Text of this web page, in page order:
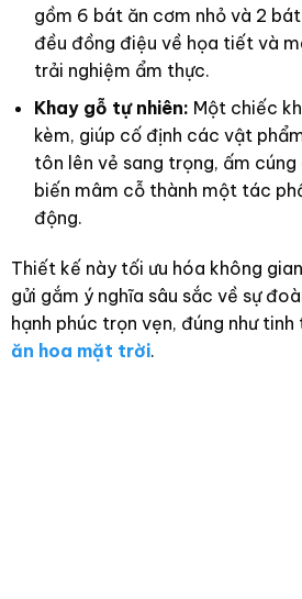
gồm 6 bát ăn cơm nhỏ và 2
đều đồng điệu về họa tiết và
trải nghiệm ẩm thực.
Khay gỗ tự nhiên: Một chiếc
kèm, giúp cố định các vật
tôn lên vẻ sang trọng, ấm cúng
biến mâm cỗ thành một tác
động.
Thiết kế này tối ưu hóa không
gửi gắm ý nghĩa sâu sắc về sự
hạnh phúc trọn vẹn, đúng như
ăn hoa mặt trời.